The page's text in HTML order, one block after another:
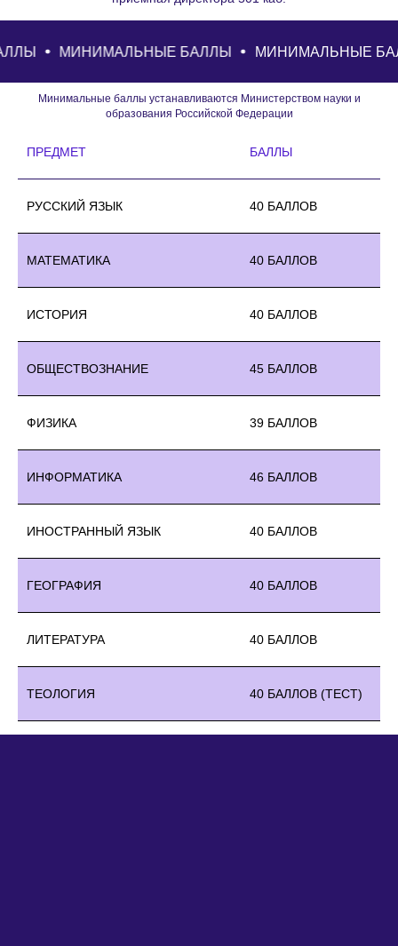
БАЛЛЫ МИНИМАЛЬНЫЕ БАЛЛЫ
Минимальные баллы устанавливаются Министерством науки и
образования Российской Федерации
ПРЕДМЕТ БАЛЛЫ
РУССКИЙ ЯЗЫК 40 БАЛЛОВ
МАТЕМАТИКА 40 БАЛЛОВ
ИСТОРИЯ 40 БАЛЛОВ
ОБЩЕСТВОЗНАНИЕ 45 БАЛЛОВ
ФИЗИКА 39 БАЛЛОВ
ИНФОРМАТИКА 46 БАЛЛОВ
ИНОСТРАННЫЙ ЯЗЫК 40 БАЛЛОВ
ГЕОГРАФИЯ 40 БАЛЛОВ
ЛИТЕРАТУРА 40 БАЛЛОВ
ТЕОЛОГИЯ 40 БАЛЛОВ (ТЕСТ)